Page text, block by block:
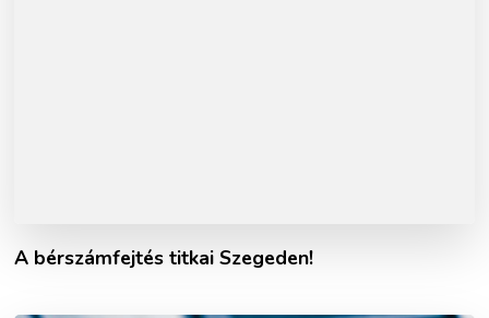
A bérszámfejtés titkai Szegeden!